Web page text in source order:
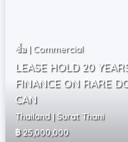
ซื้อ | Commercial
LEASE HOLD 20
FINANCE ON RARE
CAN
Thailand | Surat Thani
฿ 25,000,000